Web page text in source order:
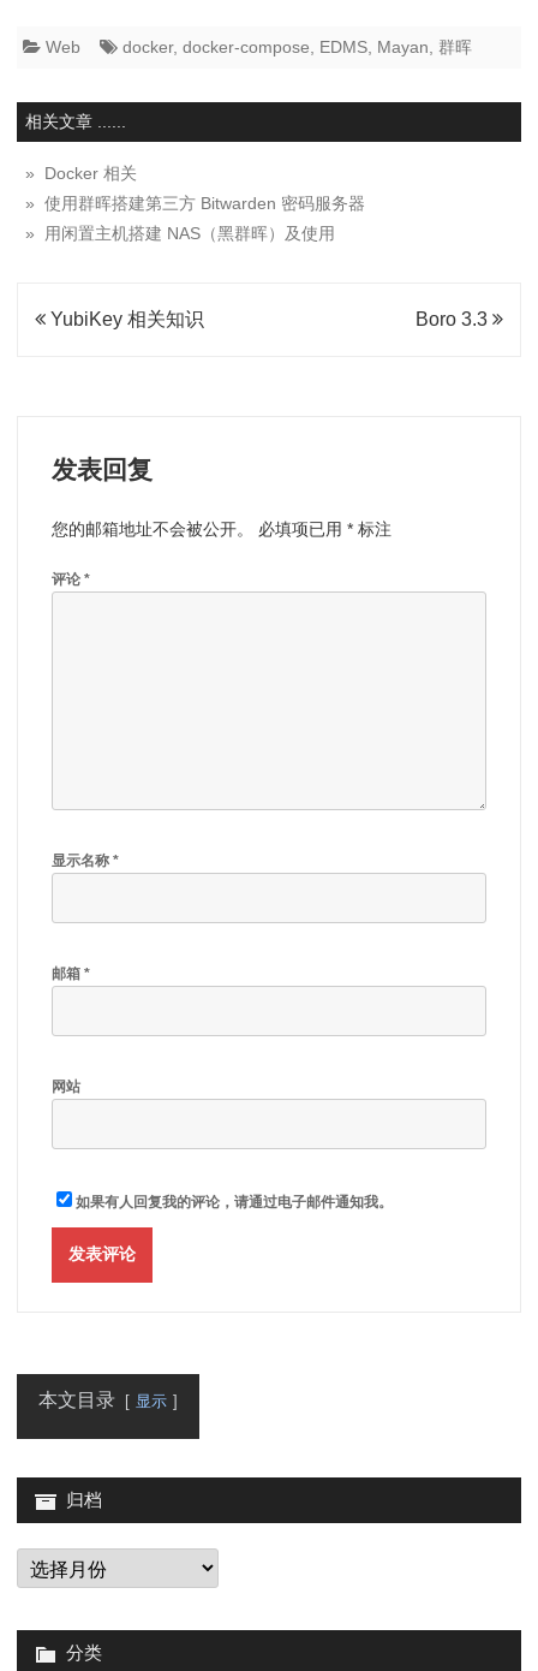
Web docker, docker-compose EDMS Mayan 群晖
相关文章 ......
» Docker 相关
» 使用群晖搭建第三方 Bitwarden 密码服务器
» 用闲置主机搭建 NAS（黑群晖）及使用
文YubiKey 相关知识 Boro 3.3
发表回复
您的邮箱地址不会被公开。 必填项已用 * 标注
评论 *
显示名称 *
邮箱 *
网站
如果有人回复我的评论，请通过电子邮件通知我。
本文目录 显示
归档
归
档
分类